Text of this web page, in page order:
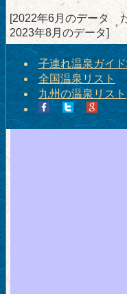
[2022年6月のデータ
2023年8月のデータ]
子連れ温泉ガイ
全国温泉リスト
九州の温泉リスト